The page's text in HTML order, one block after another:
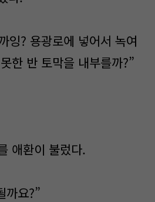
잉? 용광로에 넣어서 녹여
한 반 토막을 내부를까?”
애환이 불렀다.
까요?”